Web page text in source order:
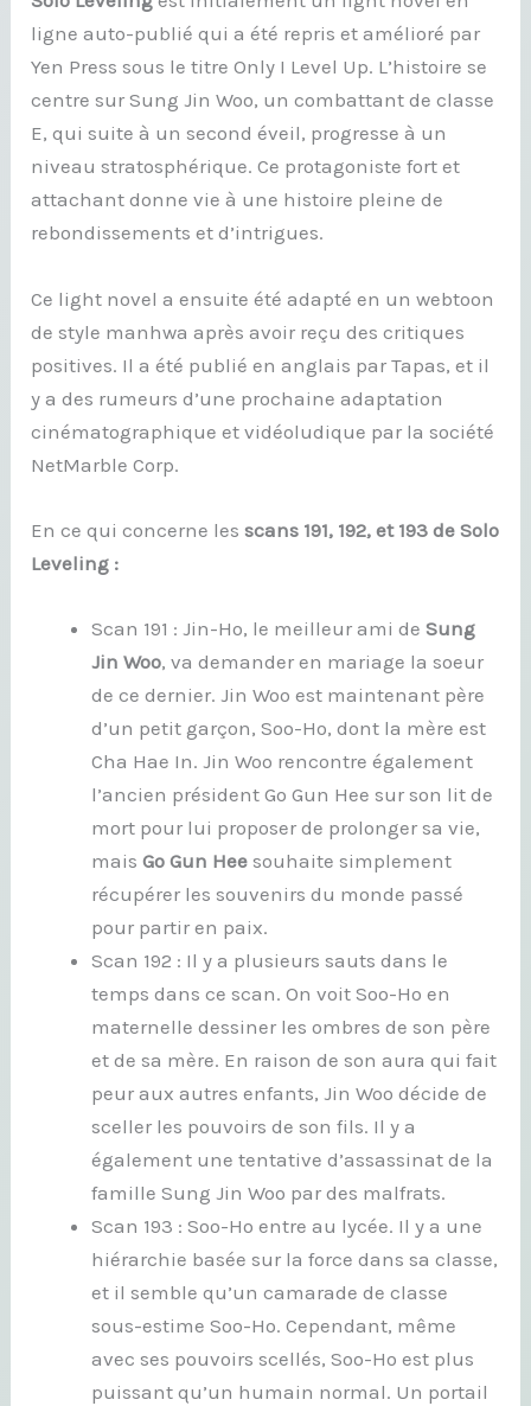
ligne auto-publié qui a été repris et amélioré par
Yen Press sous le titre Only I Level Up. L’histoire se
centre sur Sung Jin Woo, un combattant de classe
E, qui suite à un second éveil, progresse à un
niveau stratosphérique. Ce protagoniste fort et
attachant donne vie à une histoire pleine de
rebondissements et d’intrigues.
Ce light novel a ensuite été adapté en un webtoon
de style manhwa après avoir reçu des critiques
positives. Il a été publié en anglais par Tapas, et il
y a des rumeurs d’une prochaine adaptation
cinématographique et vidéoludique par la société
NetMarble Corp.
En ce qui concerne les scans 191, 192, et 193 de Solo
Leveling :
Scan 191 : Jin-Ho, le meilleur ami de Sung
Jin Woo, va demander en mariage la soeur
de ce dernier. Jin Woo est maintenant père
d’un petit garçon, Soo-Ho, dont la mère est
Cha Hae In. Jin Woo rencontre également
l’ancien président Go Gun Hee sur son lit de
mort pour lui proposer de prolonger sa vie,
maisGo Gun Hee souhaite simplement
récupérer les souvenirs du monde passé
pour partir en paix.
Scan 192 : Il y a plusieurs sauts dans le
temps dans ce scan. On voit Soo-Ho en
maternelle dessiner les ombres de son père
et de sa mère. En raison de son aura qui fait
peur aux autres enfants, Jin Woo décide de
sceller les pouvoirs de son fils. Il y a
également une tentative d’assassinat de la
famille Sung Jin Woo par des malfrats.
Scan 193 : Soo-Ho entre au lycée. Il y a une
hiérarchie basée sur la force dans sa classe,
et il semble qu’un camarade de classe
sous-estime Soo-Ho. Cependant, même
avec ses pouvoirs scellés, Soo-Ho est plus
puissant qu’un humain normal. Un portail